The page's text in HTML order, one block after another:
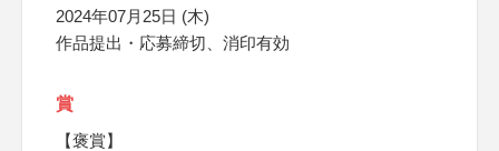
2024年07月25日 (木)
作品提出・応募締切、消印有効
賞
【褒賞】